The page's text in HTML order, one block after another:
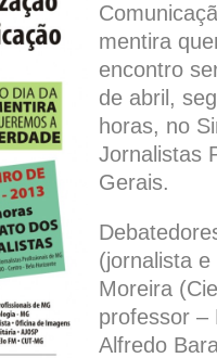
mentira
encontro
de abril,
horas, no
Jornalistas
Gerais.
(jornalista
Moreira
professor –
Alfredo